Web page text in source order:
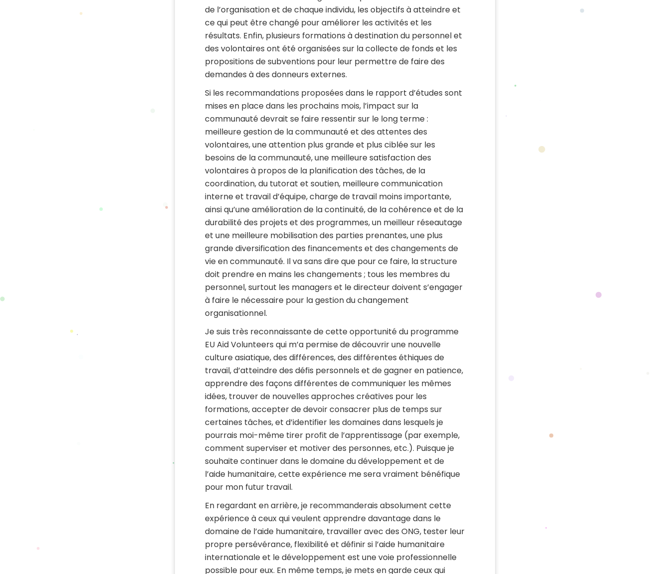
de l’organisation et de chaque individu, les objectifs à atteindre et
ce qui peut être changé pour améliorer les activités et les
résultats. Enfin, plusieurs formations à destination du personnel et
des volontaires ont été organisées sur la collecte de fonds et les
propositions de subventions pour leur permettre de faire des
demandes à des donneurs externes.
Si les recommandations proposées dans le rapport d’études sont
mises en place dans les prochains mois, l’impact sur la
communauté devrait se faire ressentir sur le long terme :
meilleure gestion de la communauté et des attentes des
volontaires, une attention plus grande et plus ciblée sur les
besoins de la communauté, une meilleure satisfaction des
volontaires à propos de la planification des tâches, de la
coordination, du tutorat et soutien, meilleure communication
interne et travail d’équipe, charge de travail moins importante,
ainsi qu’une amélioration de la continuité, de la cohérence et de la
durabilité des projets et des programmes, un meilleur réseautage
et une meilleure mobilisation des parties prenantes, une plus
grande diversification des financements et des changements de
vie en communauté. Il va sans dire que pour ce faire, la structure
doit prendre en mains les changements ; tous les membres du
personnel, surtout les managers et le directeur doivent s’engager
à faire le nécessaire pour la gestion du changement
organisationnel.
Je suis très reconnaissante de cette opportunité du programme
EU Aid Volunteers qui m’a permise de découvrir une nouvelle
culture asiatique, des différences, des différentes éthiques de
travail, d’atteindre des défis personnels et de gagner en patience,
apprendre des façons différentes de communiquer les mêmes
idées, trouver de nouvelles approches créatives pour les
formations, accepter de devoir consacrer plus de temps sur
certaines tâches, et d’identifier les domaines dans lesquels je
pourrais moi-même tirer profit de l’apprentissage (par exemple,
comment superviser et motiver des personnes, etc.). Puisque je
souhaite continuer dans le domaine du développement et de
l’aide humanitaire, cette expérience me sera vraiment bénéfique
pour mon futur travail.
En regardant en arrière, je recommanderais absolument cette
expérience à ceux qui veulent apprendre davantage dans le
domaine de l’aide humanitaire, travailler avec des ONG, tester leur
propre persévérance, flexibilité et définir si l’aide humanitaire
internationale et le développement est une voie professionnelle
possible pour eux. En même temps, je mets en garde ceux qui